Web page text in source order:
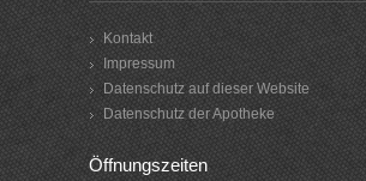
Kontakt
Impressum
Datenschutz auf dieser Website
Datenschutz der Apotheke
Öffnungszeiten